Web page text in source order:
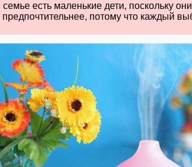
есть маленькие дети, поскольку
предпочтительнее, потому что каждый